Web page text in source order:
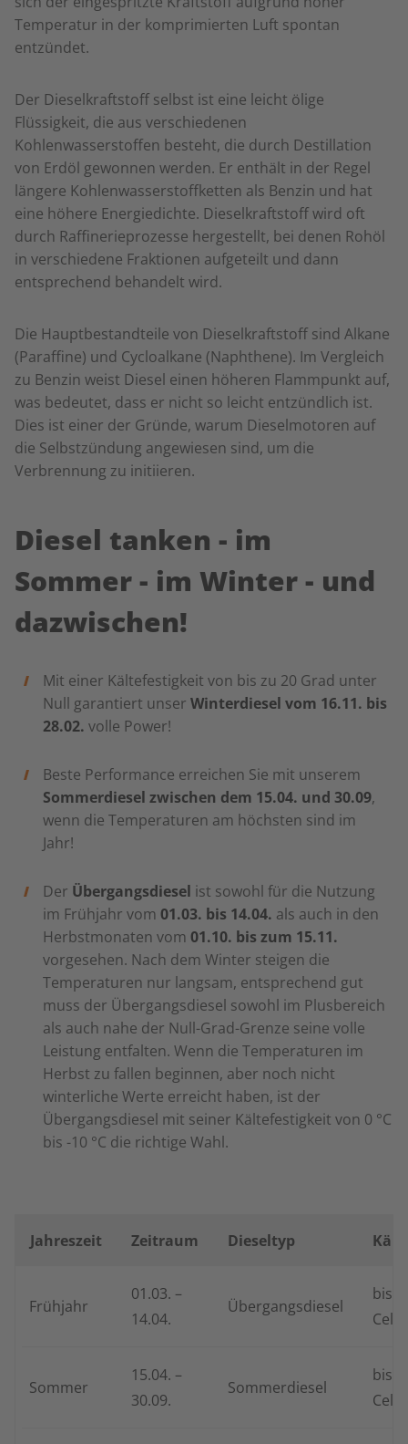
Temperatur in der komprimierten Luft spontan
entzündet.
Der Dieselkraftstoff selbst ist eine leicht ölige
Flüssigkeit, die aus verschiedenen
Kohlenwasserstoffen besteht, die durch Destillation
von Erdöl gewonnen werden. Er enthält in der Regel
längere Kohlenwasserstoffketten als Benzin und hat
eine höhere Energiedichte. Dieselkraftstoff wird oft
durch Raffinerieprozesse hergestellt, bei denen Rohöl
in verschiedene Fraktionen aufgeteilt und dann
entsprechend behandelt wird.
Die Hauptbestandteile von Dieselkraftstoff sind Alkane
(Paraffine) und Cycloalkane (Naphthene). Im Vergleich
zu Benzin weist Diesel einen höheren Flammpunkt auf,
was bedeutet, dass er nicht so leicht entzündlich ist.
Dies ist einer der Gründe, warum Dieselmotoren auf
die Selbstzündung angewiesen sind, um die
Verbrennung zu initiieren.
Diesel tanken - im
Sommer - im Winter - und
dazwischen!
Mit einer Kältefestigkeit von bis zu 20 Grad unter
Null garantiert unser Winterdiesel vom 16.11. bis
28.02. volle Power!
Beste Performance erreichen Sie mit unserem
Sommerdiesel zwischen dem 15.04. und 30.09,
wenn die Temperaturen am höchsten sind im
Jahr!
Der Übergangsdiesel ist sowohl für die Nutzung
im Frühjahr vom 01.03. bis 14.04. als auch in den
Herbstmonaten vom 01.10. bis zum 15.11.
vorgesehen. Nach dem Winter steigen die
Temperaturen nur langsam, entsprechend gut
muss der Übergangsdiesel sowohl im Plusbereich
als auch nahe der Null-Grad-Grenze seine volle
Leistung entfalten. Wenn die Temperaturen im
Herbst zu fallen beginnen, aber noch nicht
winterliche Werte erreicht haben, ist der
Übergangsdiesel mit seiner Kältefestigkeit von 0 °C
bis -10 °C die richtige Wahl.
Jahreszeit Zeitraum Dieseltyp
Frühjahr
01.03. –
14.04.
Übergangsdiesel
bis -
Sommer
15.04. –
30.09.
Sommerdiesel
bis